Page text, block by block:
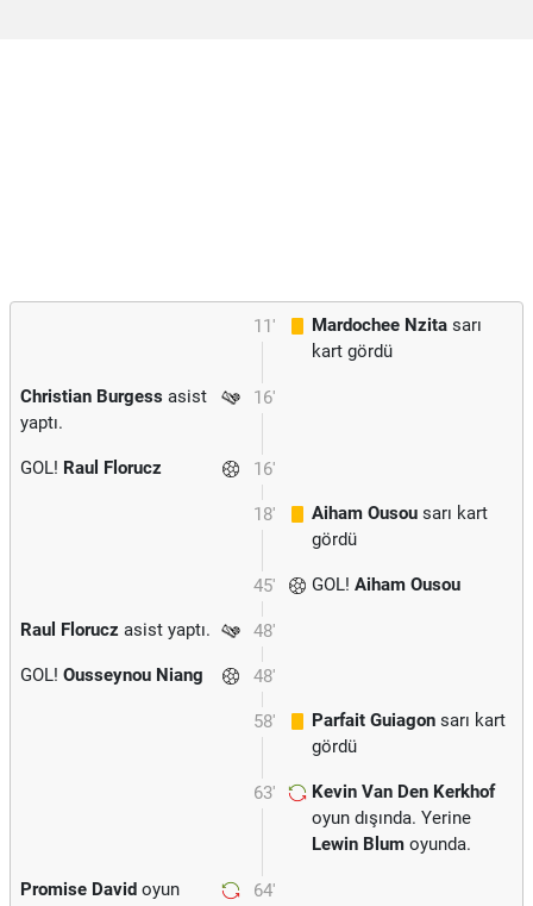
11' Mardochee Nzita sarı
kart gördü
16'
Christian Burgess asist
yaptı.
16'
GOL! Raul Florucz
18' Aiham Ousou sarı kart
gördü
45' GOL! Aiham Ousou
48'
Raul Florucz asist yaptı.
48'
GOL! Ousseynou Niang
58' Parfait Guiagon sarı kart
gördü
63'
Kevin Van Den Kerkhof
oyun dışında. Yerine
Lewin Blum oyunda.
64'
Promise David oyun